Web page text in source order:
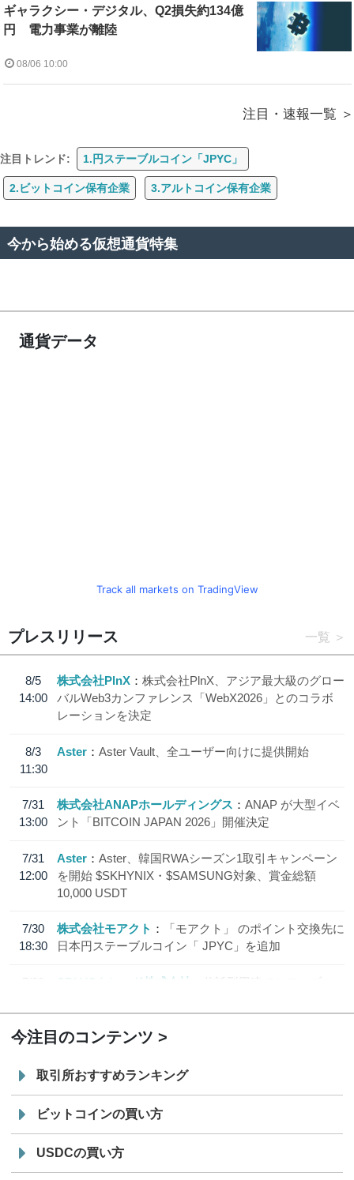
ギャラクシー・デジタル、Q2損失約134億
円 電力事業が離陸
08/06 10:00
注目・速報一覧
注目トレンド: 1.円ステーブルコイン「JPYC」
2.ビットコイン保有企業 3.アルトコイン保有企業
今から始める仮想通貨特集
通貨データ
Track all markets on TradingView
プレスリリース 一覧
8/5
14:00
株式会社PlnX
株式会社PlnX、アジア最大級のグロー
バルWeb3カンファレンス「WebX2026」とのコラボ
レーションを決定
8/3
11:30
Aster Aster Vault、全ユーザー向けに提供開始
7/31
13:00
株式会社ANAPホールディングス
ANAP が大型イベ
ント「BITCOIN JAPAN 2026」開催決定
7/31
12:00
Aster
Aster、韓国RWAシーズン1取引キャンペーン
を開始 $SKHYNIX・$SAMSUNG対象、賞金総額
10,000 USDT
7/30
18:30
株式会社モアクト
「モアクト」 のポイント交換先に
日本円ステーブルコイン「 JPYC」を追加
7/29
SBI VCトレード株式会社
信託型円建てステーブル
今注目のコンテンツ
取引所おすすめランキング
ビットコインの買い方
USDCの買い方